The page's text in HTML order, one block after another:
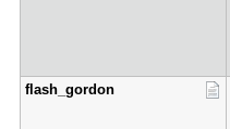
flash_gord​on